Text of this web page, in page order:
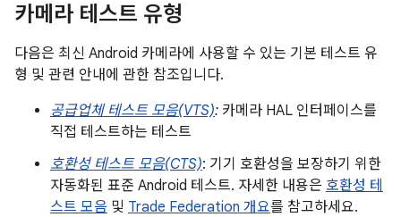
카메라 테스트 유형
다음은 최신 Android 카메라에 사용할 수 있는 기본 테스트 유
형 및 관련 안내에 관한 참조입니다.
공급업체 테스트 모음(VTS): 카메라 HAL 인터페이스를
직접 테스트하는 테스트
호환성 테스트 모음(CTS): 기기 호환성을 보장하기 위한
자동화된 표준 Android 테스트. 자세한 내용은 호환성 테
스트 모음 및 Trade Federation 개요를 참고하세요.